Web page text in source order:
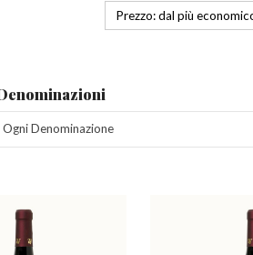
Ogni Denominazione